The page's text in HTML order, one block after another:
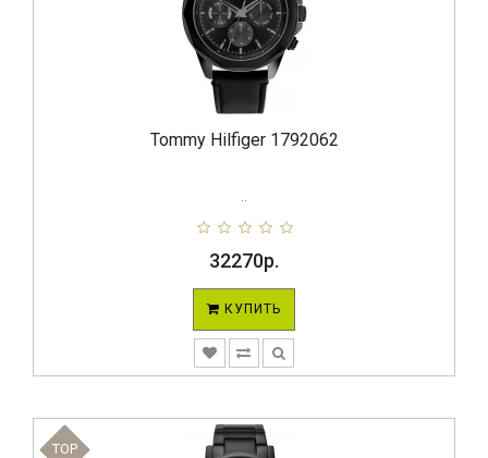
Tommy Hilfiger 1792062
32270р.
КУПИТЬ
TOP